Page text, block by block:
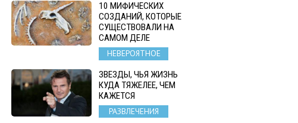
10 МИФИЧЕСКИХ
СОЗДАНИЙ, КОТОРЫЕ
СУЩЕСТВОВАЛИ НА
САМОМ ДЕЛЕ
НЕВЕРОЯТНОЕ
ЗВЕЗДЫ, ЧЬЯ ЖИЗНЬ
КУДА ТЯЖЕЛЕЕ, ЧЕМ
КАЖЕТСЯ
РАЗВЛЕЧЕНИЯ